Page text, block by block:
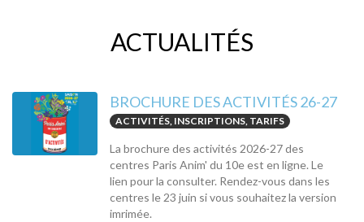
ACTUALITÉS
BROCHURE DES ACTIVITÉS 26-27
ACTIVITÉS, INSCRIPTIONS, TARIFS
La brochure des activités 2026-27 des
centres Paris Anim' du 10e est en ligne. Le
lien pour la consulter. Rendez-vous dans les
centres le 23 juin si vous souhaitez la version
imrimée.